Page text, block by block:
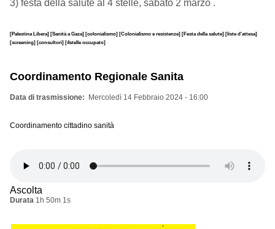
3) festa della salute al 4 stelle, sabato 2 marzo .
[Palestina Libera] [Sanità a Gaza] [colonialismo] [Colonialismo e resistenze] [Festa della salute] [liste d'attesa]
[screening] [consultori] [4stelle occupato]
Coordinamento Regionale Sanita
Data di trasmissione Mercoledì 14 Febbraio 2024 - 16:00
Coordinamento cittadino sanità
Ascolta
Durata 1h 50m 1s